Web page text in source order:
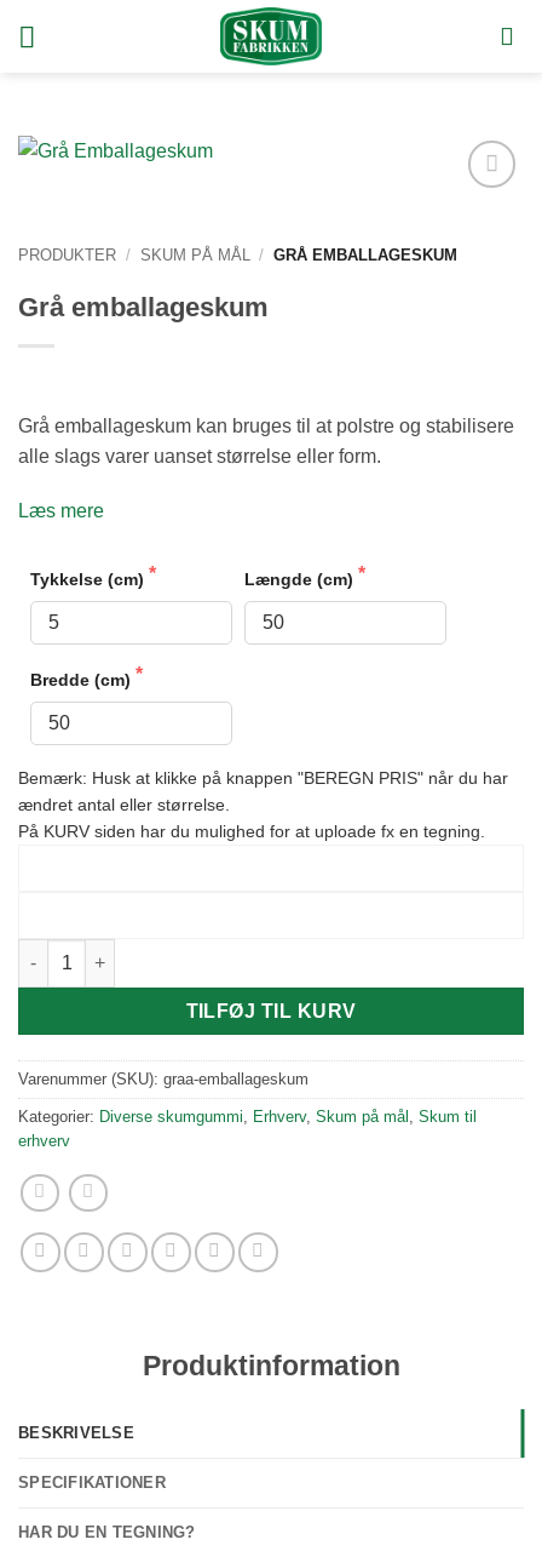
PRODUKTER / SKUM PÅ MÅL / GRÅ EMBALLAGESKUM
Grå emballageskum
Grå emballageskum kan bruges til at polstre og stabilisere
alle slags varer uanset størrelse eller form.
Læs mere
Tykkelse (cm) Længde (cm)
Bredde (cm)
Bemærk: Husk at klikke på knappen "BEREGN PRIS" når du har
ændret antal eller størrelse.
På KURV siden har du mulighed for at uploade fx en tegning.
Grå emballageskum antal
TILFØJ TIL KURV
Varenummer (SKU): graa-emballageskum
Kategorier: Diverse skumgummi Erhverv, Skum på mål Skum til
erhverv
Produktinformation
BESKRIVELSE
SPECIFIKATIONER
HAR DU EN TEGNING?